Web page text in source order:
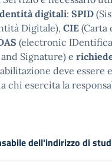
digitali: SPID
Digitale), CIE (Carta
(electronic
Signature) e
deve essere
chi esercita la
dell'indirizzo di